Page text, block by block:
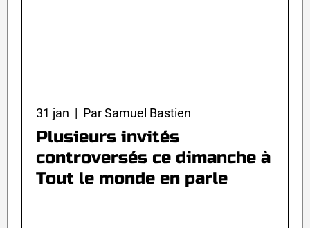
31 jan | Par Samuel Bastien
Plusieurs invités
controversés ce dimanche à
Tout le monde en parle